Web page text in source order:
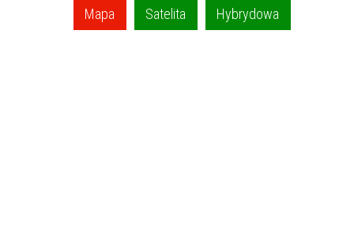
Mapa Satelita Hybrydowa